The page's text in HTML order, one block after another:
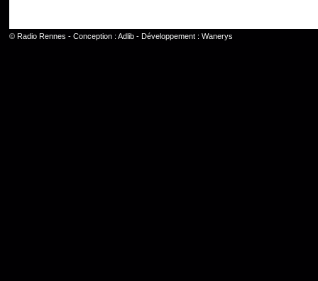
© Radio Rennes - Conception : Adlib- Développement : Wanerys